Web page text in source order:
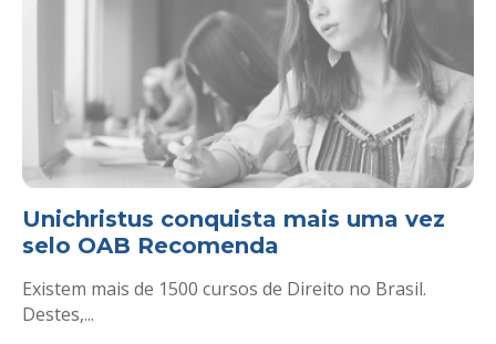
Unichristus conquista mais uma vez
selo OAB Recomenda
Existem mais de 1500 cursos de Direito no Brasil.
Destes,...